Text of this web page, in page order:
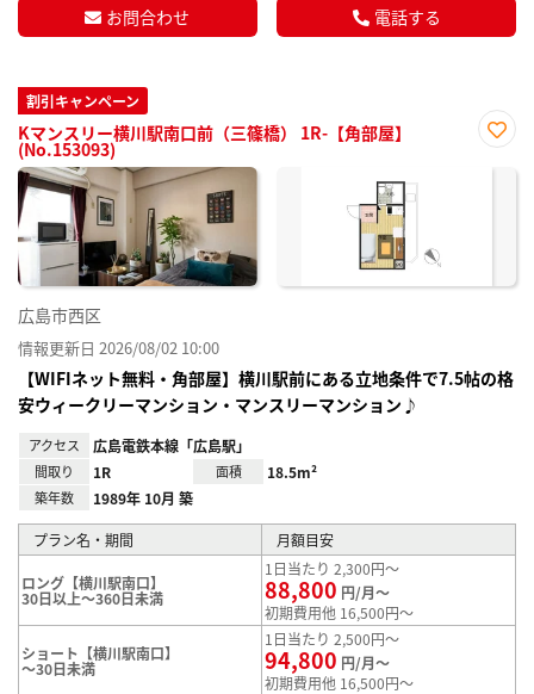
お問合わせ 電話する
割引キャンペーン
Kマンスリー横川駅南口前（三篠橋） 1R-【角部屋】
(No.153093)
に入
広島市西区
情報更新日 2026/08/02 10:00
【WIFIネット無料・角部屋】横川駅前にある立地条件で7.5帖の格
安ウィークリーマンション・マンスリーマンション♪
アクセス 広島電鉄本線「広島駅」
間取り 1R 面積 18.5m²
築年数 1989年 10月 築
プラン名・期間 月額目安
ロング【横川駅南口】
30日以上～360日未満
1日当たり 2,300円～
88,800 円/月～
初期費用他 16,500円～
ショート【横川駅南口】
～30日未満
1日当たり 2,500円～
94,800 円/月～
初期費用他 16,500円～